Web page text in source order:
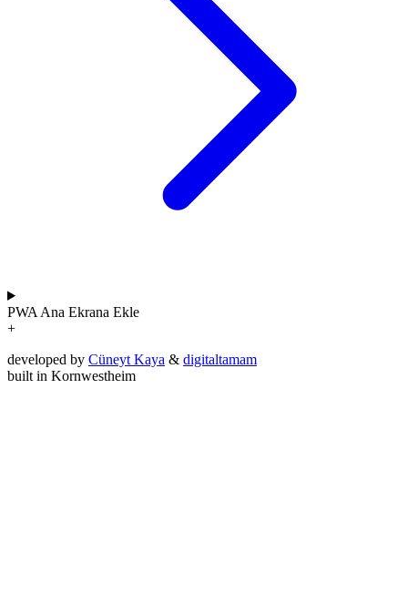
PWA Ana Ekrana Ekle
+
developed by Cüneyt Kaya & digitaltamam
built in Kornwestheim